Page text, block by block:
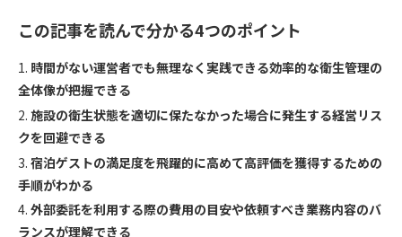
この記事を読んで分かる4つのポイント
時間がない運営者でも無理なく実践できる効率的な衛生管理の
全体像が把握できる
施設の衛生状態を適切に保たなかった場合に発生する経営リス
クを回避できる
宿泊ゲストの満足度を飛躍的に高めて高評価を獲得するための
手順がわかる
外部委託を利用する際の費用の目安や依頼すべき業務内容のバ
ランスが理解できる